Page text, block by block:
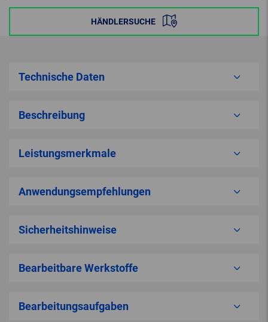
HÄNDLERSUCHE
Technische Daten
Beschreibung
Leistungsmerkmale
Anwendungsempfehlungen
Sicherheitshinweise
Bearbeitbare Werkstoffe
Bearbeitungsaufgaben